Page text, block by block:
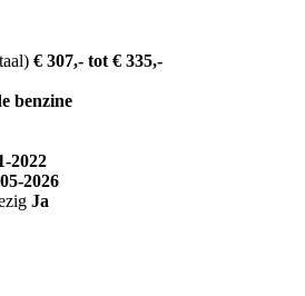
€ 307,- tot € 335,-
benzine
2022
2026
Ja